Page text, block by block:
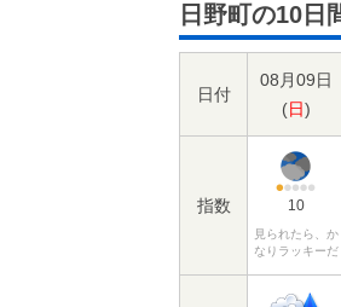
日野町の10日
日付
08月09日
(日)
指数 10
見られたら、か
なりラッキーだ